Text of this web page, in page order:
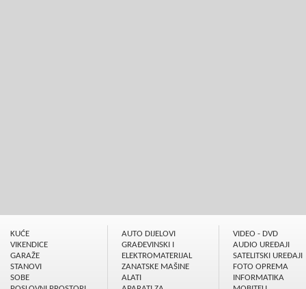
KUĆE
VIKENDICE
GARAŽE
STANOVI
SOBE
AUTO DIJELOVI
GRAÐEVINSKI I
ELEKTROMATERIJAL
ZANATSKE MAŠINE
ALATI
VIDEO - DVD
AUDIO UREÐAJI
SATELITSKI UREÐAJI
FOTO OPREMA
INFORMATIKA